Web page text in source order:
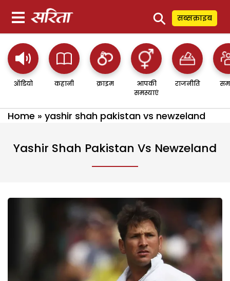
⚲ सब्सक्राइब
ऑडियो कहानी क्राइम
आपकी
समस्याएं
राजनीति
Home » yashir shah pakistan vs newzeland
Yashir Shah Pakistan Vs Newzeland